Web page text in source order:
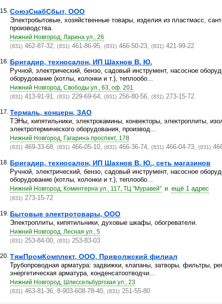
15. СоюзСнабСбыт, ООО
Электробытовые, хозяйственные товары, изделия из пластмасс,
производства.
Нижний Новгород, Ларина ул., 26
(831) 462-87-32, (831) 461-86-95, (831) 466-50-23, (831) 421-99-22
16. Бригадир, техносалон, ИП Шахнов В. Ю.
Ручной, электрический, бензо, садовый инструмент, насосное
оборудование (котлы, колонки и т.), теплообо...
Нижний Новгород, Свободы ул., 63, оф. 201
(831) 413-91-91, (831) 229-69-64, (831) 256-80-56, (831) 273-15-72
17. Термаль, концерн, ЗАО
ТЭНы, кипятильники, электрокамины, конвекторы, электроплиты,
электротермического оборудования, производ...
Нижний Новгород, Гагарина проспект, 178
(831) 469-33-68, (831) 466-05-10, (831) 466-36-74, (831) 466-04-73, (831)
18. Бригадир, техносалон, ИП Шахнов В. Ю., сеть магазинов
Ручной, электрический, бензо, садовый инструмент, насосное
оборудование (котлы, колонки и т.), теплообо...
Нижний Новгород, Коминтерна ул., 117, ТЦ "Муравей" и ещё 1 адрес
(831) 273-15-72
19. Бытовые электротовары, ООО
Электроплиты, кипятильники, духовые шкафы, обогреватели.
Нижний Новгород, Лесная ул., 5
(831) 253-84-00, (831) 253-83-03
20. ТяжПромКомплект, ООО, Приволжский филиал
Трубопроводная арматура: задвижки, клапаны, затворы, фильтры,
энергетическая арматура, конденсатоотводчи...
Нижний Новгород, Шлиссельбургская ул., 23
(831) 463-81-36, 8-903-608-78-40, (831) 251-55-80